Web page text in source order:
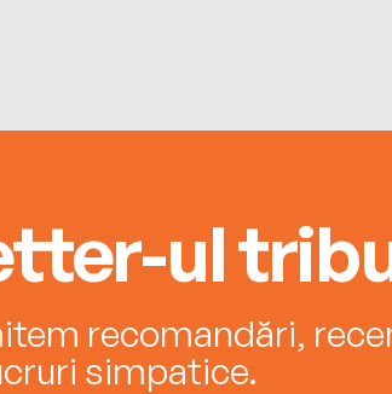
ul
recomandări,
simpatice.